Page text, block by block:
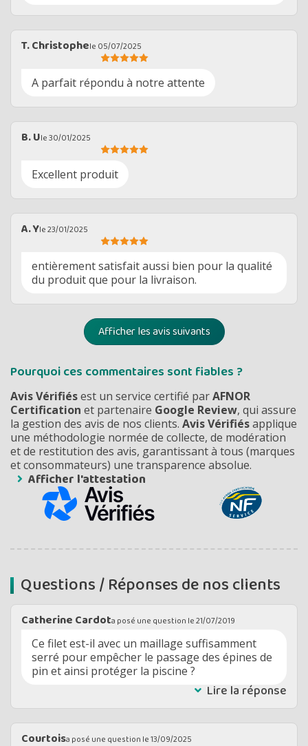
T. Christophele 05/07/2025
A parfait répondu à notre attente
B. Ule 30/01/2025
Excellent produit
A. Yle 23/01/2025
entièrement satisfait aussi bien pour la qualité
du produit que pour la livraison.
Afficher les avis suivants
Pourquoi ces commentaires sont fiables ?
Avis Vérifiésest un service certifié parAFNOR
Certification et partenaire Google Review, qui assure
la gestion des avis de nos clients. Avis Vérifiésapplique
une méthodologie normée de collecte, de modération
et de restitution des avis, garantissant à tous (marques
et consommateurs) une transparence absolue.
Afficher l'attestation
Questions / Réponses de nos clients
Catherine Cardota posé une question le21/07/2019
Ce filet est-il avec un maillage suffisamment
serré pour empêcher le passage des épines de
pin et ainsi protéger la piscine ?
Lire la réponse
Courtoisa posé une question le13/09/2025